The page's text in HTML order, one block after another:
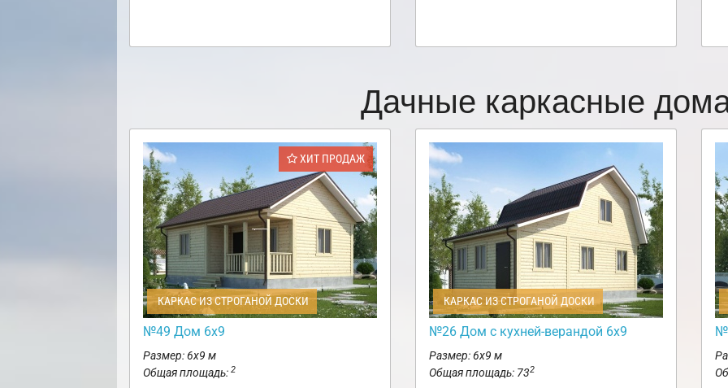
Дачные каркасные
ХИТ ПРОДАЖ
КАРКАС ИЗ СТРОГАНОЙ ДОСКИ
№49 Дом 6х9
Размер: 6х9 м
Общая площадь: 2
КАРКАС ИЗ СТРОГАНОЙ ДОСКИ
№26 Дом с кухней-верандой 6х9
Размер: 6х9 м
Общая площадь: 732